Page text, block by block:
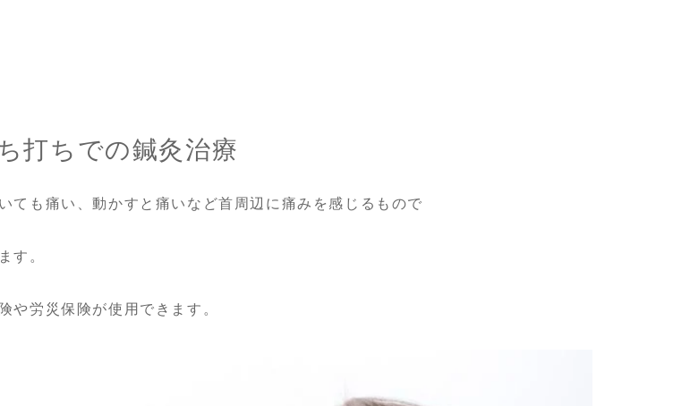
打ちでの鍼灸治療
ても痛い、動かすと痛いなど首周辺に痛みを感じるもので
す。
や労災保険が使用できます。